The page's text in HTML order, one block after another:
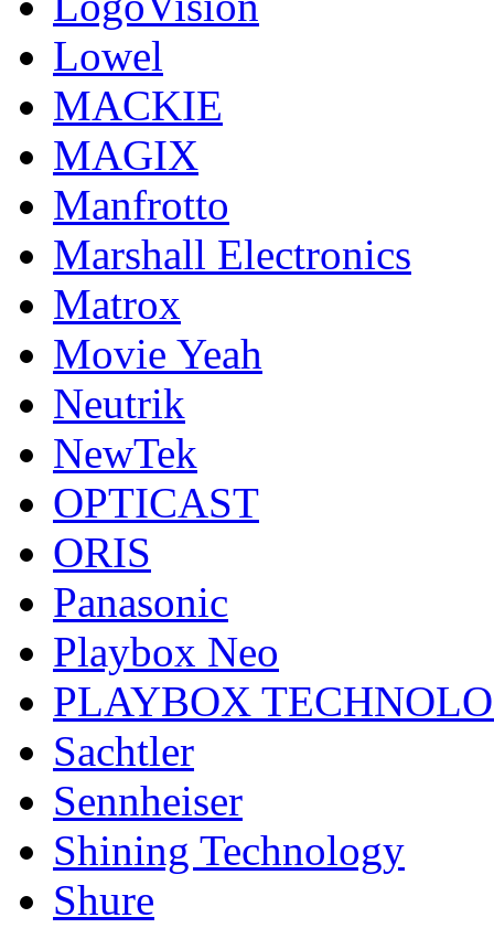
Lowel
MACKIE
MAGIX
Manfrotto
Marshall Electronics
Matrox
Movie Yeah
Neutrik
NewTek
OPTICAST
ORIS
Panasonic
Playbox Neo
PLAYBOX
Sachtler
Sennheiser
Shining Technology
Shure